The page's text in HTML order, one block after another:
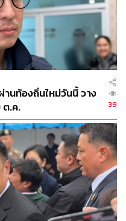
ชินวัตร
สลิม
นายกรัฐมนตรี
นท้องถิ่นใหม่วันนี้ วาง
ต.ค.
39